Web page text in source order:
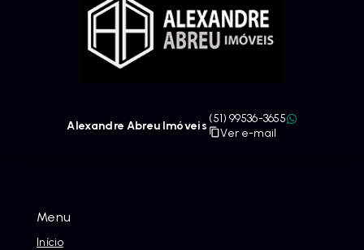
Menu
Início
Alexandre Abreu Imóveis
(51) 99536-3655
Ver e-mail